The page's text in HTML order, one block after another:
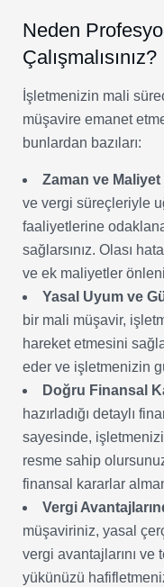
Neden
Çalışmalısınız?
İşletmenizin mali
müşavire emanet
bunlardan bazıları:
Zaman ve
ve vergi süreçleriyle
faaliyetlerine
sağlarsınız. Olası
ve ek maliyetler
Yasal Uyum ve
bir mali müşavir,
hareket etmesini
eder ve işletmenizin
Doğru Finansal
hazırladığı detaylı
sayesinde,
resme sahip
finansal kararlar
Vergi
müşaviriniz, yasal
vergi avantajlarını
yükünüzü